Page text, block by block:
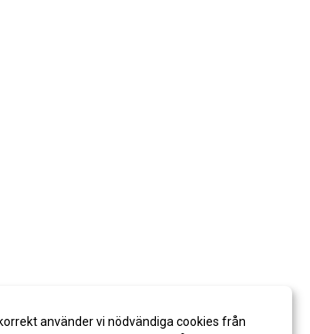
använder vi nödvändiga cookies från